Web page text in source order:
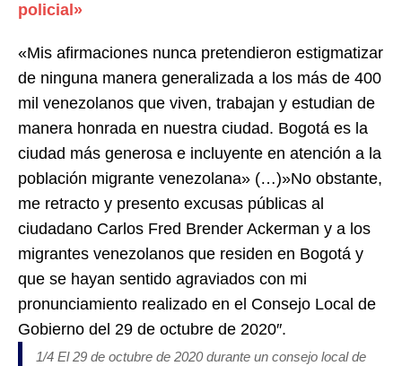
policial»
«Mis afirmaciones nunca pretendieron estigmatizar
de ninguna manera generalizada a los más de 400
mil venezolanos que viven, trabajan y estudian de
manera honrada en nuestra ciudad. Bogotá es la
ciudad más generosa e incluyente en atención a la
población migrante venezolana» (…)»No obstante,
me retracto y presento excusas públicas al
ciudadano Carlos Fred Brender Ackerman y a los
migrantes venezolanos que residen en Bogotá y
que se hayan sentido agraviados con mi
pronunciamiento realizado en el Consejo Local de
Gobierno del 29 de octubre de 2020″.
1/4 El 29 de octubre de 2020 durante un consejo local de